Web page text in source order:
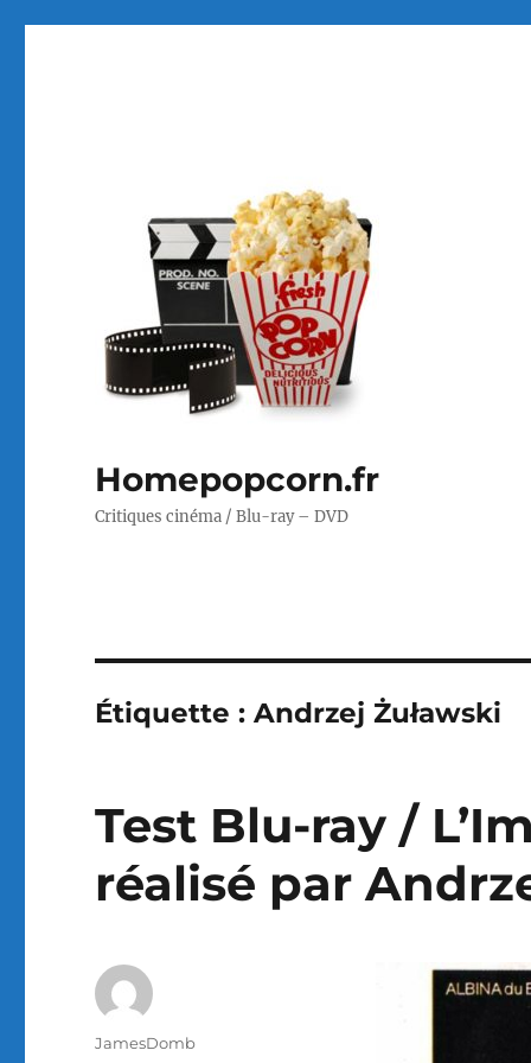
Homepopcorn.fr
Critiques cinéma / Blu-ray – DVD
Étiquette :Andrzej Żuławski
Test Blu-ray /
réalisé par
Auteur
JamesDomb